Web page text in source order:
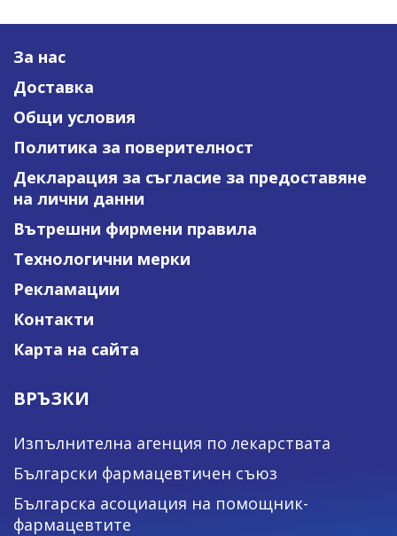
За нас
Доставка
Общи условия
Политика за поверителност
Декларация за съгласие за предоставяне
на лични данни
Вътрешни фирмени правила
Технологични мерки
Рекламации
Контакти
Карта на сайта
ВРЪЗКИ
Изпълнителна агенция по лекарствата
Български фармацевтичен съюз
Българска асоциация на помощник-
фармацевтите